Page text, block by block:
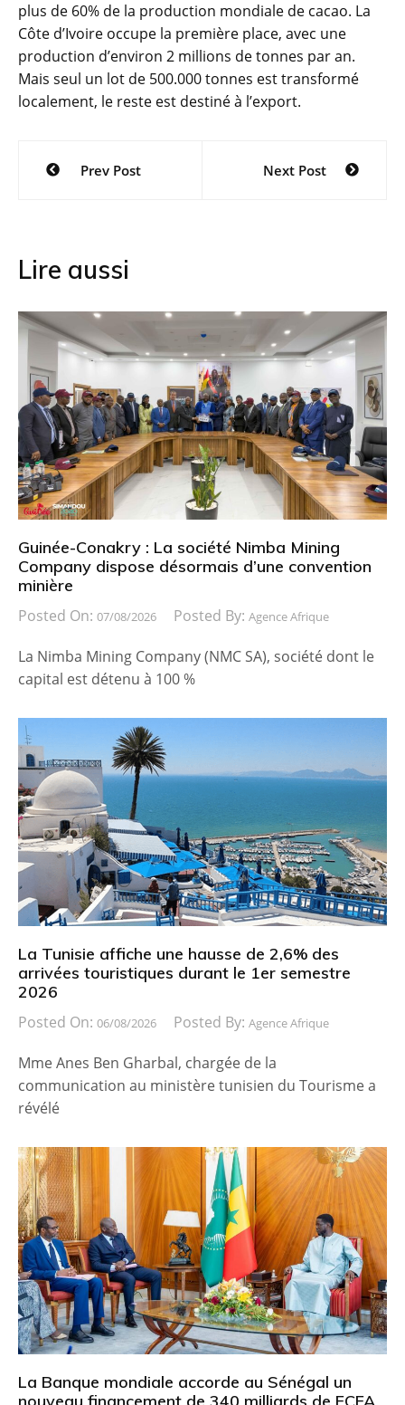
plus de 60% de la production mondiale de cacao. La
Côte d’Ivoire occupe la première place, avec une
production d’environ 2 millions de tonnes par an.
Mais seul un lot de 500.000 tonnes est transformé
localement, le reste est destiné à l’export.
Navigation
Prev Post Next Post
Lire aussi
Guinée-Conakry : La société Nimba Mining
Company dispose désormais d’une convention
minière
Posted On: 07/08/2026 Posted By: Agence Afrique
La Nimba Mining Company (NMC SA), société dont le
capital est détenu à 100 %
La Tunisie affiche une hausse de 2,6% des
arrivées touristiques durant le 1er semestre
2026
Posted On: 06/08/2026 Posted By: Agence Afrique
Mme Anes Ben Gharbal, chargée de la
communication au ministère tunisien du Tourisme a
révélé
La Banque mondiale accorde au Sénégal un